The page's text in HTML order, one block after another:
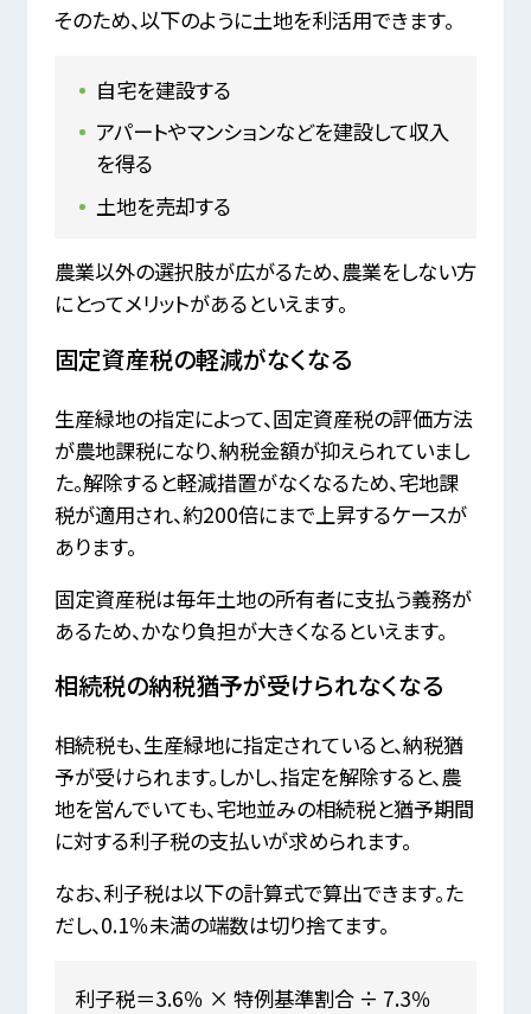
そのため、以下のように土地を利活用できます。
自宅を建設する
アパートやマンションなどを建設して収入
を得る
土地を売却する
農業以外の選択肢が広がるため、農業をしない方
にとってメリットがあるといえます。
固定資産税の軽減がなくなる
生産緑地の指定によって、固定資産税の評価方法
が農地課税になり、納税金額が抑えられていまし
た。解除すると軽減措置がなくなるため、宅地課
税が適用され、約200倍にまで上昇するケースが
あります。
固定資産税は毎年土地の所有者に支払う義務が
あるため、かなり負担が大きくなるといえます。
相続税の納税猶予が受けられなくなる
相続税も、生産緑地に指定されていると、納税猶
予が受けられます。しかし、指定を解除すると、農
地を営んでいても、宅地並みの相続税と猶予期間
に対する利子税の支払いが求められます。
なお、利子税は以下の計算式で算出できます。た
だし、0.1％未満の端数は切り捨てます。
利子税＝3.6％ × 特例基準割合 ÷ 7.3％